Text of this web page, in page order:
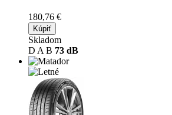
180,76 €
Kúpiť
Skladom
D A B 73 dB